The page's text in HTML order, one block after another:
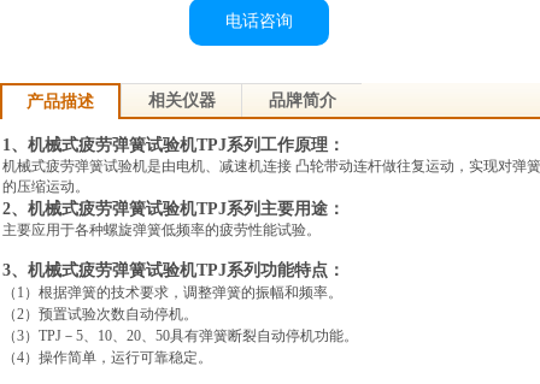
电话咨询
产品描述 相关仪器 品牌简介
1、机械式疲劳弹簧试验机TPJ系列工作原理：
机械式疲劳弹簧试验机是由电机、减速机连接 凸轮带动连杆做往复运动， 实现对弹簧
的压缩运动。
2、机械式疲劳弹簧试验机TPJ系列主要用途：
主要应用于各种螺旋弹簧低频率的疲劳性能试验。
3、机械式疲劳弹簧试验机TPJ系列功能特点：
（1）根据弹簧的技术要求， 调整弹簧的振幅和频率。
（2）预置试验次数自动停机。
（3）TPJ－5、10、20、50具有弹簧断裂自动停机功能。
（4）操作简单， 运行可靠稳定。